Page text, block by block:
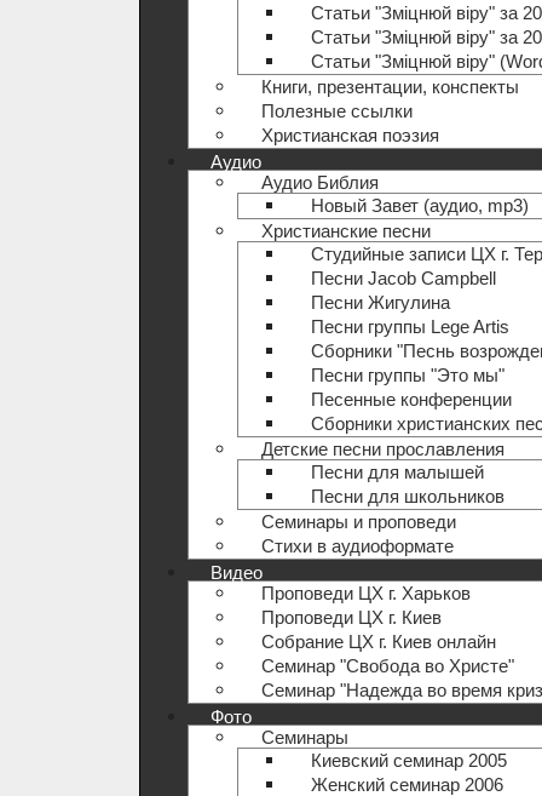
Статьи "Зміцнюй віру" за
Статьи "Зміцнюй віру" за
Статьи "Зміцнюй віру"
Книги, презентации, конспекты
Полезные ccылки
Христианская поэзия
Аудио
Аудио Библия
Новый Завет (аудио, mp3)
Христианские песни
Студийные записи ЦХ г.
Песни Jacob Campbell
Песни Жигулина
Песни группы Lege Artis
Сборники "Песнь
Песни группы "Это мы"
Песенные конференции
Сборники христианских
Детские песни прославления
Песни для малышей
Песни для школьников
Семинары и проповеди
Стихи в аудиоформате
Видео
Проповеди ЦХ г. Харьков
Проповеди ЦХ г. Киев
Собрание ЦХ г. Киев онлайн
Семинар "Свобода во Христе"
Семинар "Надежда во время
Фото
Семинары
Киевский семинар 2005
Женский семинар 2006